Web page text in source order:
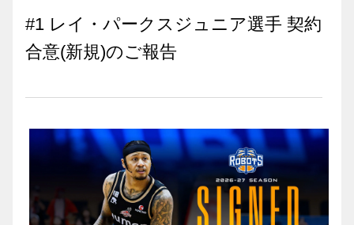
#1 レイ・パークスジュニア選手 契約
合意(新規)のご報告